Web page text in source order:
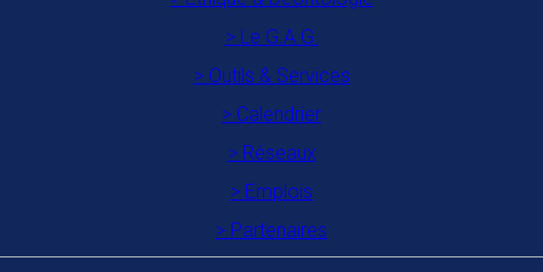
Le G.A.G.
Outils & Services
Calendrier
Réseaux
Emplois
Partenaires